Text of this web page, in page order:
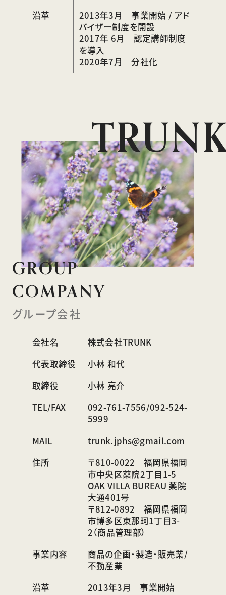
沿革
2013年3月 事業開始 / アド
バイザー制度を開設
2017年 6月 認定講師制度
を導入
2020年7月 分社化
GROUP
COMPANY
グループ会社
会社名
株式会社TRUNK
代表取締役
小林 和代
取締役
小林 亮介
TEL/FAX
092-761-7556/092-524-
5999
MAIL
trunk.jphs@gmail.com
住所
〒810-0022 福岡県福岡
市中央区薬院2丁目1-5
OAK VILLA BUREAU 薬院
大通401号
〒812-0892 福岡県福岡
市博多区東那珂1丁目3-
2（商品管理部）
事業内容
商品の企画・製造・販売業/
不動産業
沿革
2013年3月 事業開始